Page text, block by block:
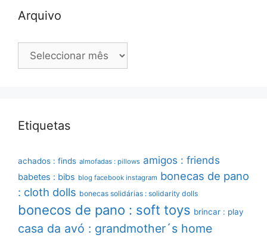
Arquivo
Arquivo
Etiquetas
achados : finds almofadas : pillows amigos : friends
babetes : bibs blog facebook instagram bonecas de pano
: cloth dolls bonecas solidárias : solidarity dolls
bonecos de pano : soft toys brincar : play
casa da avó : grandmother´s home